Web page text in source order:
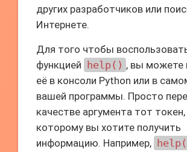
других разработчиков или
Интернете.
Для того чтобы
функцией
help() , вы можете
её в консоли Python или в
вашей программы. Просто
качестве аргумента тот токен,
которому вы хотите получить
информацию. Например,